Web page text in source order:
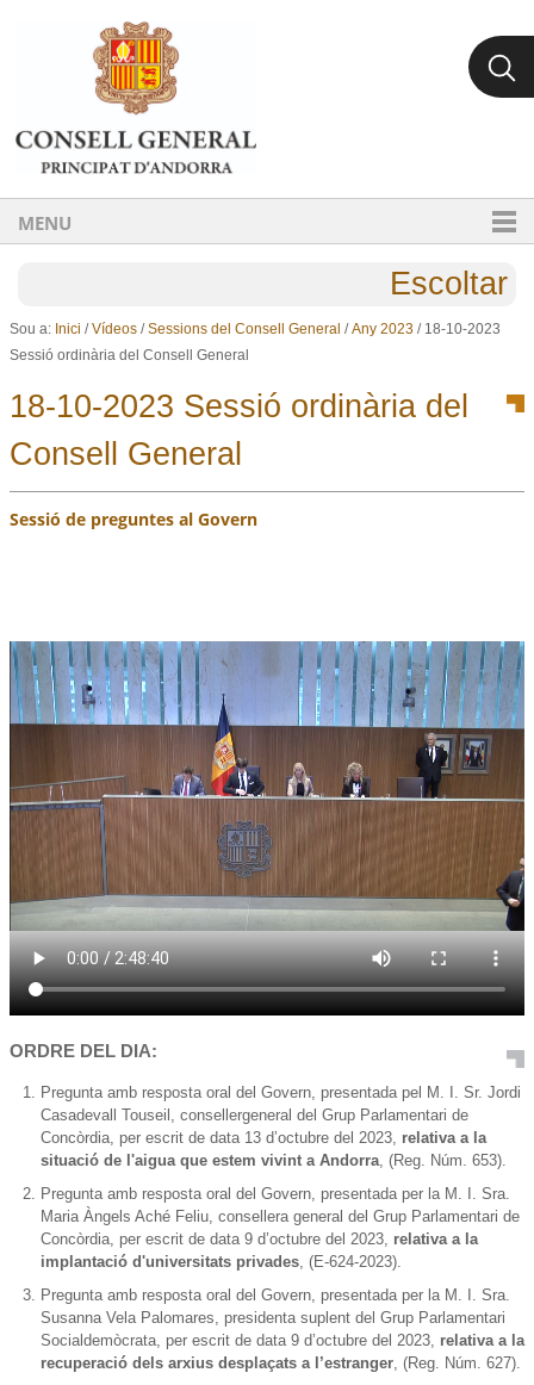
Ves al contingut.
Salta a la navegació
MENU
Escoltar
Sou a: Inici /Vídeos /Sessions del Consell General /Any 2023 / 18-10-2023
Sessió ordinària del Consell General
18-10-2023 Sessió ordinària del
Consell General
Sessió de preguntes al Govern
ORDRE DEL DIA:
Pregunta amb resposta oral del Govern, presentada pel M. I. Sr. Jordi
Casadevall Touseil, consellergeneral del Grup Parlamentari de
Concòrdia, per escrit de data 13 d’octubre del 2023, relativa a la
situació de l'aigua que estem vivint a Andorra, (Reg. Núm. 653).
Pregunta amb resposta oral del Govern, presentada per la M. I. Sra.
Maria Àngels Aché Feliu, consellera general del Grup Parlamentari de
Concòrdia, per escrit de data 9 d’octubre del 2023, relativa a la
implantació d'universitats privades, (E-624-2023).
Pregunta amb resposta oral del Govern, presentada per la M. I. Sra.
Susanna Vela Palomares, presidenta suplent del Grup Parlamentari
Socialdemòcrata, per escrit de data 9 d’octubre del 2023, relativa a la
recuperació dels arxius desplaçats a l’estranger, (Reg. Núm. 627).